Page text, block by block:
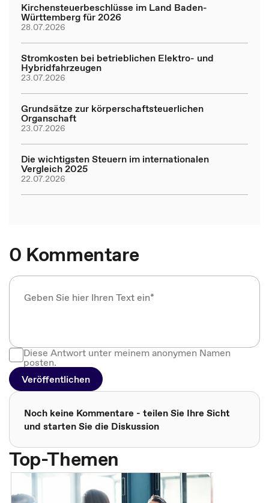
Kirchensteuerbeschlüsse im Land Baden-
Württemberg für 2026
28.07.2026
Stromkosten bei betrieblichen Elektro- und
Hybridfahrzeugen
23.07.2026
Grundsätze zur körperschaftsteuerlichen
Organschaft
23.07.2026
Die wichtigsten Steuern im internationalen
Vergleich 2025
22.07.2026
0 Kommentare
Diese Antwort unter meinem anonymen Namen
posten.
Veröffentlichen
Noch keine Kommentare - teilen Sie Ihre Sicht
und starten Sie die Diskussion
Top-Themen